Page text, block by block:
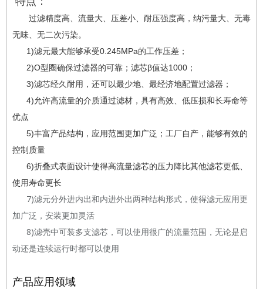
过滤精度高、流量大、压差小、耐压强度高，纳污量大、无毒
无味、无二次污染。
1)滤元最大能够承受0.245MPa的工作压差；
2)O型圈确保过滤器的可靠；滤芯β值达1000；
3)滤芯经久耐用，还可以最少地、最经济地配置过滤器；
4)允许高流量的介质通过滤材，具有高效、低压损和长寿命等
优点
5)丰富产品结构，应用范围更加广泛；工厂自产，能够有效的
控制质量
6)折叠式表面设计使得高流量滤芯的压力降比其他滤芯更低、
使用寿命更长
7)滤元分外进内出和内进外出两种结构形式，使得滤元应用更
加广泛，安装更加灵活
8)滤壳中可装多支滤芯，可以使用很广的流量范围，无论是启
动还是连续运行时都可以使用
产品应用领域